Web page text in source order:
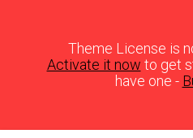
Theme License is
Activate it now to get
have one -